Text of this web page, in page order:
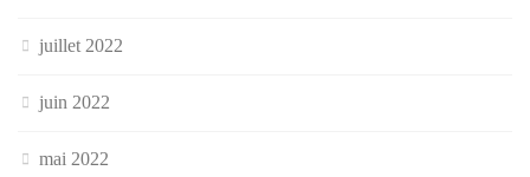
juillet 2022
juin 2022
mai 2022